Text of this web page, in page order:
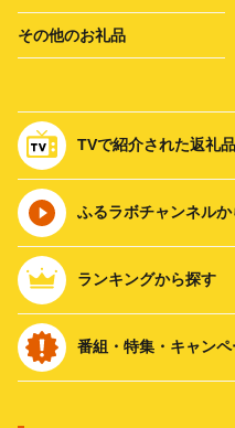
その他のお礼品
TVで紹介された返礼
ふるラボチャンネル
ランキングから探す
番組・特集・キャン